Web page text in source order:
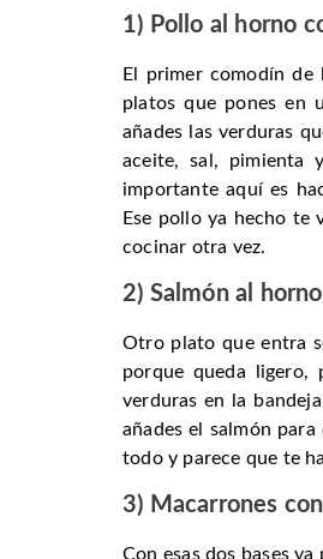
1) Pollo al horno
El primer comodín
platos que pones en
añades las verduras
aceite, sal, pimienta
importante aquí es
Ese pollo ya hecho te
cocinar otra vez.
2) Salmón al
Otro plato que entra
porque queda ligero,
verduras en la
añades el salmón
todo y parece que te
3) Macarrones
Con esas dos bases